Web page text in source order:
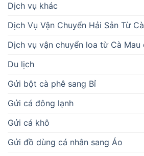
Dịch vụ khác
Dịch Vụ Vận Chuyển Hải Sản Từ
Dịch vụ vận chuyển loa từ Cà Mau
Du lịch
Gửi bột cà phê sang Bỉ
Gửi cá đông lạnh
Gửi cá khô
Gửi đồ dùng cá nhân sang Áo